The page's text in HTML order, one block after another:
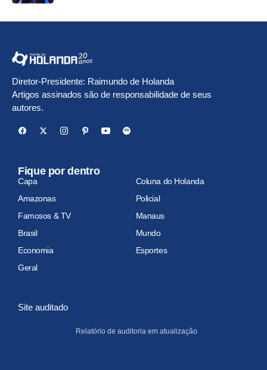
Diretor-Presidente: Raimundo de Holanda
Artigos assinados são de responsabilidade de seus
autores.
Fique por dentro
Capa
Coluna do Holanda
Amazonas
Policial
Famosos & TV
Manaus
Brasil
Mundo
Economia
Esportes
Geral
Site auditado
Relatório de auditoria em atualização